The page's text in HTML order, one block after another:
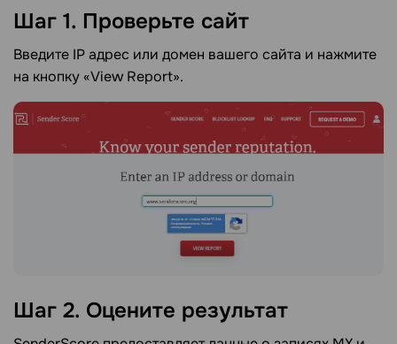
Шаг 1. Проверьте сайт
Введите IP адрес или домен вашего сайта и нажмите
на кнопку «View Report».
Шаг 2. Оцените результат